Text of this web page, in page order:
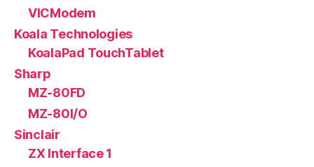
VICModem
Koala Technologies
KoalaPad TouchTablet
Sharp
MZ-80FD
MZ-80I/O
Sinclair
ZX Interface 1